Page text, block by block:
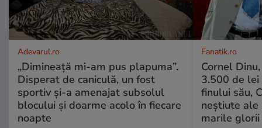
Adevarul.ro
„Dimineață mi-am pus plapuma”.
Disperat de caniculă, un fost
sportiv și-a amenajat subsolul
blocului și doarme acolo în fiecare
noapte
Fanatik.ro
Cornel
3.500 de lei
finului său,
neștiute
marile